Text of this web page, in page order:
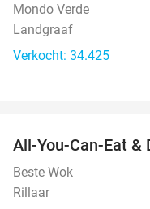
Mondo Verde
Landgraaf
Verkocht: 34.425
All-You-Can-Eat &
Beste Wok
Rillaar